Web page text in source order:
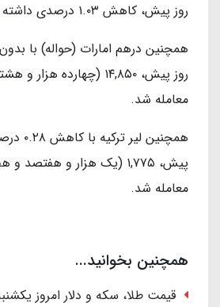
روز پیش، کاهش ۱.۰۳ درصدی داشته است.
روز پیش، ۱۴,۸۵۰ (چهارده
معامله شد.
پیش، ۱,۷۷۵ (یک هزار و
معامله شد.
همچنین بخوانید...